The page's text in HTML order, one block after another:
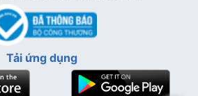
Tải ứng dụng